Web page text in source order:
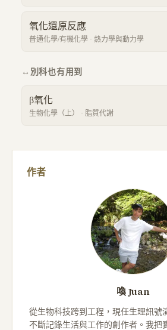
氧化還原反應
普通化學/有機化學 · 熱力學與動力學
↔ 別科也有用到
β氧化
生物化學（上） · 脂質代謝
作者
喚 Juan
從生物科技跨到工程，現任生理訊號
不斷記錄生活與工作的創作者。我把